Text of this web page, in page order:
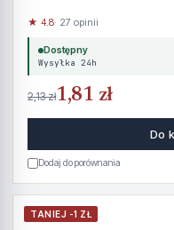
★ 4.8· 27 opinii
Dostępny
Wysyłka 24h
2,13 zł1,81 zł
Do
Dodaj do porównania
TANIEJ -1 ZŁ